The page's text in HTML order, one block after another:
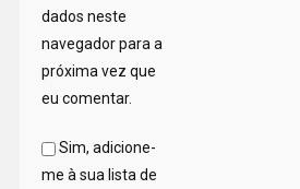
dados neste
navegador para a
próxima vez que
eu comentar.
Sim, adicione-
me à sua lista de